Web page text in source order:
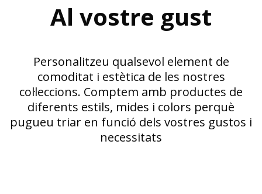
Al vostre gust
Personalitzeu qualsevol element de
comoditat i estètica de les nostres
col·leccions. Comptem amb productes de
diferents estils, mides i colors perquè
pugueu triar en funció dels vostres gustos i
necessitats